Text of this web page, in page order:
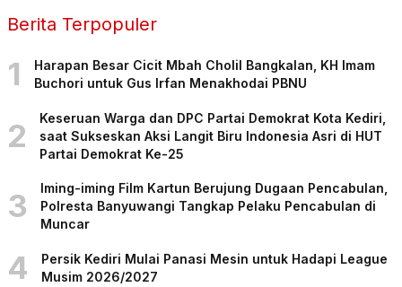
Berita Terpopuler
1
Harapan Besar Cicit Mbah Cholil Bangkalan, KH Imam
Buchori untuk Gus Irfan Menakhodai PBNU
2
Keseruan Warga dan DPC Partai Demokrat Kota Kediri,
saat Sukseskan Aksi Langit Biru Indonesia Asri di HUT
Partai Demokrat Ke-25
3
Iming-iming Film Kartun Berujung Dugaan Pencabulan,
Polresta Banyuwangi Tangkap Pelaku Pencabulan di
Muncar
4
Persik Kediri Mulai Panasi Mesin untuk Hadapi League
Musim 2026/2027